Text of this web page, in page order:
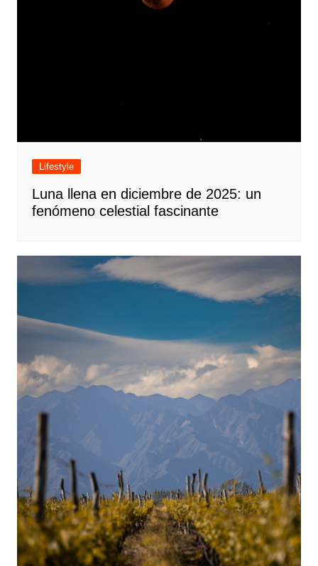
Lifestyle
Luna llena en diciembre de 2025: un
fenómeno celestial fascinante